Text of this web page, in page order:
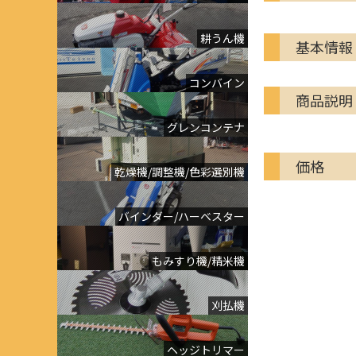
耕うん機
コンバイン
グレンコンテナ
乾燥機/調整機/色彩選別機
バインダー/ハーベスター
もみすり機/精米機
刈払機
ヘッジトリマー
基本情報
商品説明
価格